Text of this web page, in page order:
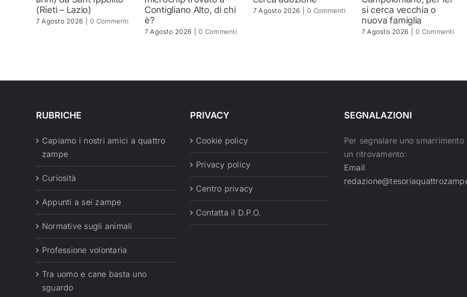
(Rieti – Lazio)
7 Agosto 2026 0 Commenti
Contigliano Alto, di chi
è?
7 Agosto 2026 0 Commenti
7 Agosto 2026 0 Commenti
si cerca vecchia o
nuova famiglia
7 Agosto 2026 0 Commenti
RUBRICHE
Capiamo i nostri amici a quattro
zampe
Curiosità
Appunti a sei zampe
Normative sugli animali
Professione volontaria
Tra uomo e cane basta uno
sguardo
PRIVACY
Cookie policy
Privacy policy
Centro privacy
Contatta il D.P.O.
SEGNALAZIONI
Per segnalare uno smarrimento
un ritrovamento:
Email